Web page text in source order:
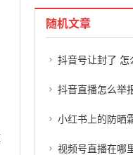
随机文章
抖音号让封了 怎么回事，抖音号
抖音直播怎么举报封
小红书上的防晒霜是正品吗，
视频号直播在哪里看被举报次